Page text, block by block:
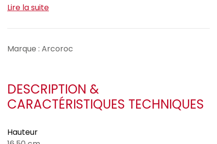
Lire la suite
Marque : Arcoroc
DESCRIPTION &
CARACTÉRISTIQUES TECHNIQUES
Hauteur